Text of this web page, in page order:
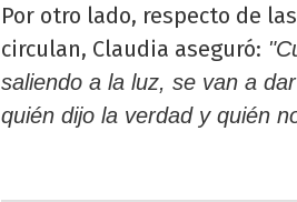
Por otro lado, respecto de
circulan, Claudia aseguró:
saliendo a la luz, se van a
quién dijo la verdad y quién